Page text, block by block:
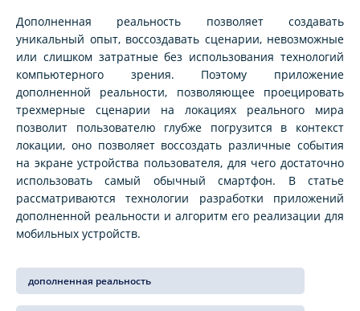
Дополненная реальность позволяет создавать
уникальный опыт, воссоздавать сценарии, невозможные
или слишком затратные без использования технологий
компьютерного зрения. Поэтому приложение
дополненной реальности, позволяющее проецировать
трехмерные сценарии на локациях реального мира
позволит пользователю глубже погрузится в контекст
локации, оно позволяет воссоздать различные события
на экране устройства пользователя, для чего достаточно
использовать самый обычный смартфон. В статье
рассматриваются технологии разработки приложений
дополненной реальности и алгоритм его реализации для
мобильных устройств.
дополненная реальность